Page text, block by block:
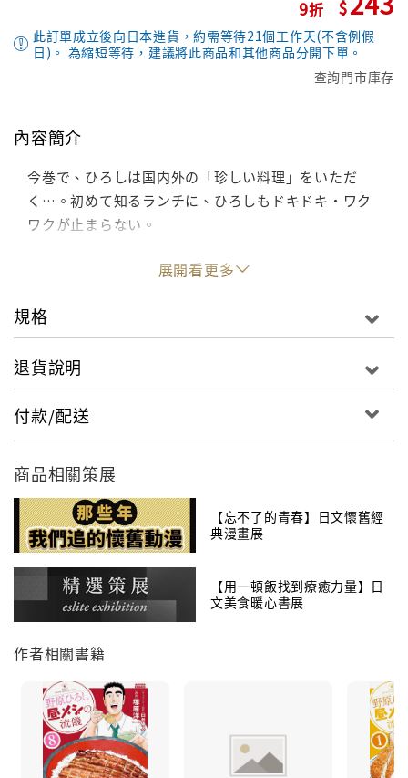
9
此訂單成立後向日本進貨，約需等待21個工作天(不含例假
日)。 為縮短等待，建議將此商品和其他商品分開下單。
查詢門市庫存
內容簡介
今巻で、ひろしは国内外の「珍しい料理」をいただ
く…。初めて知るランチに、ひろしもドキドキ・ワク
ワクが止まらない。
展開看更多
規格
退貨說明
付款/配送
商品相關策展
【忘不了的青春】日文懷舊經
典漫畫展
【用一頓飯找到療癒力量】日
文美食暖心書展
作者相關書籍